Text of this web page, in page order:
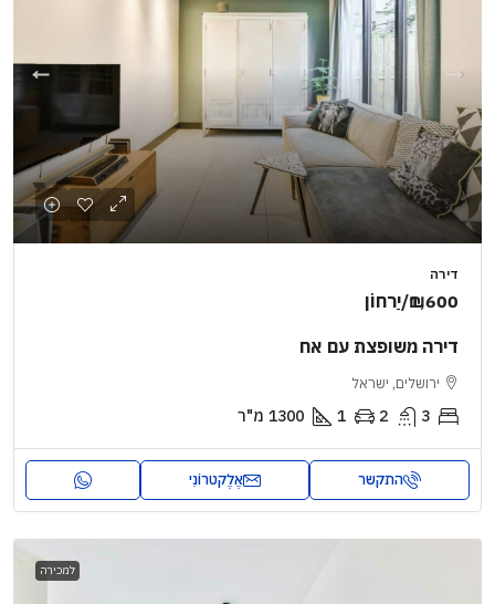
דירה
₪1,600/יַרחוֹן
דירה משופצת עם אח
ירושלים, ישראל
3
2
1
1300 מ"ר
התקשר אֶלֶקטרוֹנִי
למכירה